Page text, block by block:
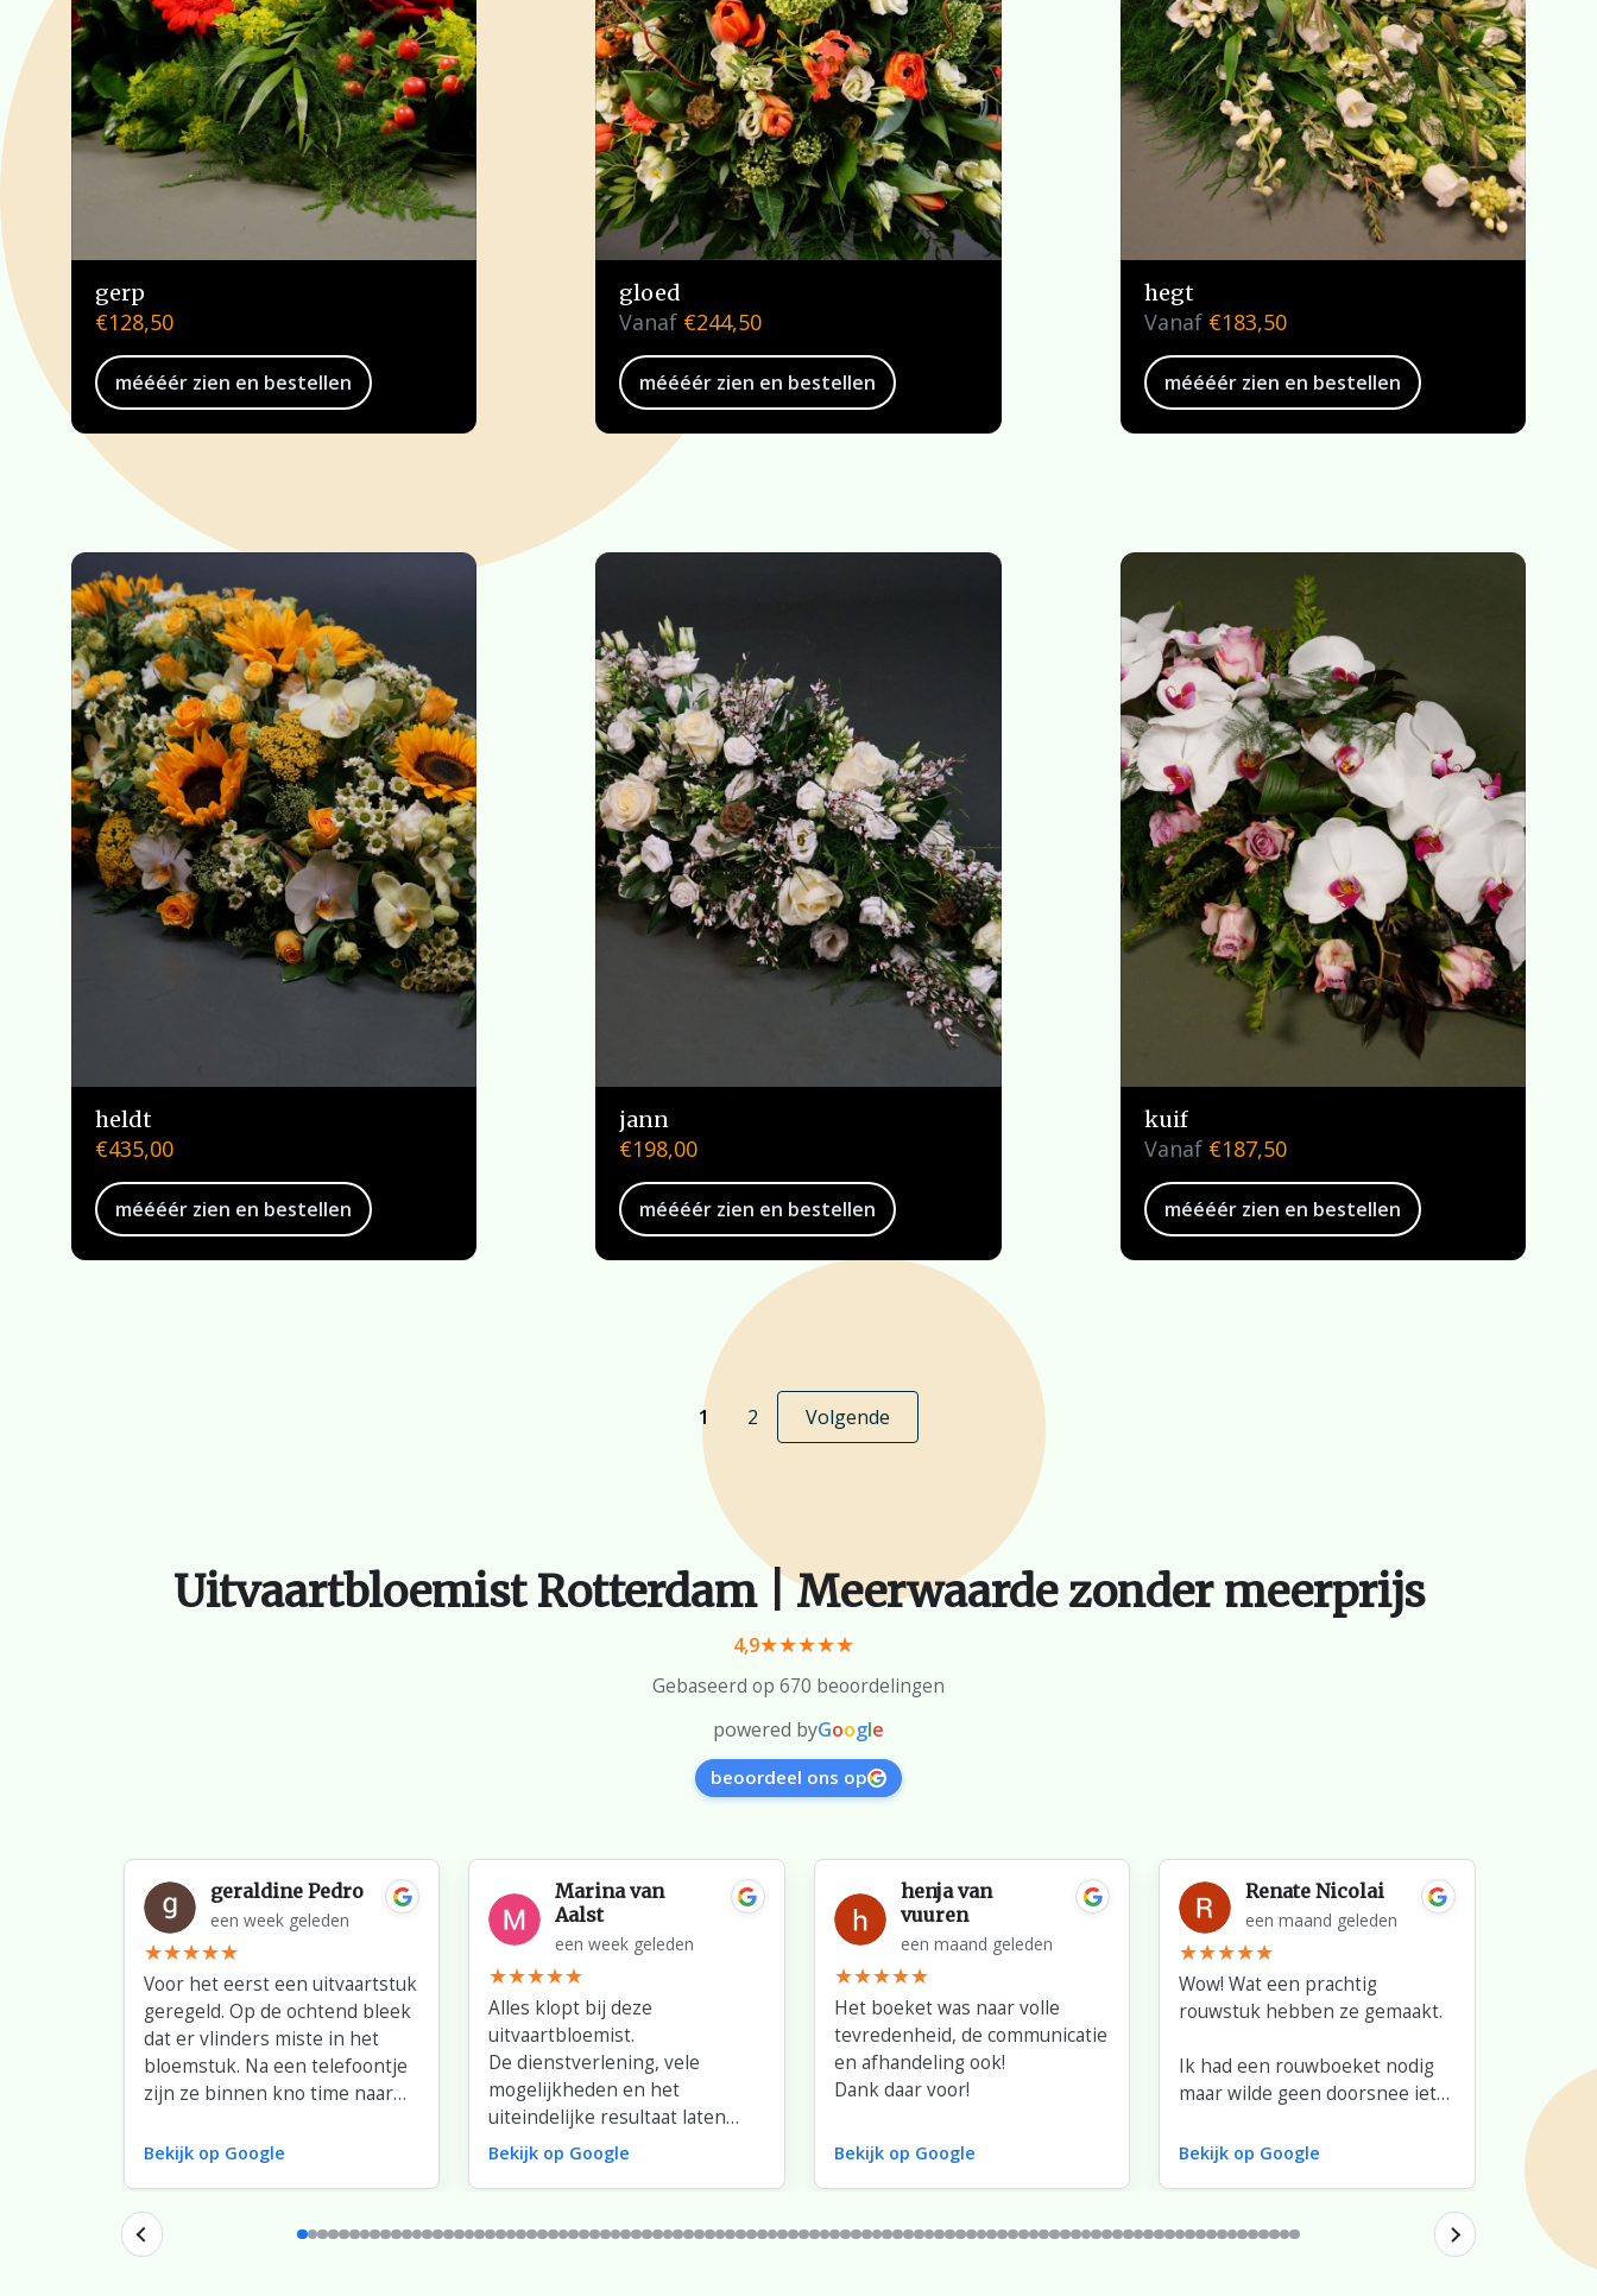
gerp
€128,50
méééér zien en bestellen
gloed
Vanaf €244,50
méééér zien en bestellen
hegt
Vanaf €183,50
méééér zien en bestellen
heldt
€435,00
méééér zien en bestellen
jann
€198,00
méééér zien en bestellen
kuif
Vanaf €187,50
méééér zien en bestellen
1 2 Volgende
Uitvaartbloemist Rotterdam | Meerwaarde zonder meerprijs
4,9
Gebaseerd op 670 beoordelingen
powered byGoogle
beoordeel ons op
geraldine Pedro
een week geleden
Voor het eerst een uitvaartstuk
geregeld. Op de ochtend bleek
dat er vlinders miste in het
bloemstuk. Na een telefoontje
zijn ze binnen kno time naar
vlinders om alsnog in het
Bekijk op Google
Marina van
Aalst
een week geleden
Alles klopt bij deze
uitvaartbloemist.
De dienstverlening, vele
mogelijkheden en het
uiteindelijke resultaat laten
niets te wensen over.
en liefde is gemaakt!
Bekijk op Google
henja van
vuuren
een maand geleden
Het boeket was naar volle
tevredenheid, de communicatie
en afhandeling ook!
Dank daar voor!
Bekijk op Google
Renate Nicolai
een maand geleden
Wow! Wat een prachtig
rouwstuk hebben ze gemaakt.
Ik had een rouwboeket nodig
maar wilde geen doorsnee iets.
gedacht en verschillende
opgemaakt en de afhandeling
Bekijk op Google
Good
buquet.
Bekijk